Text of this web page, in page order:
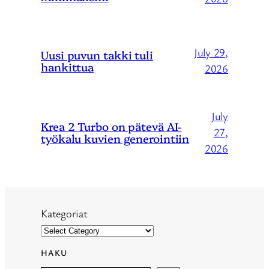
Uusi puvun takki tuli
hankittua
July 29,
2026
Krea 2 Turbo on pätevä AI-
työkalu kuvien generointiin
July
27,
2026
Kategoriat
HAKU